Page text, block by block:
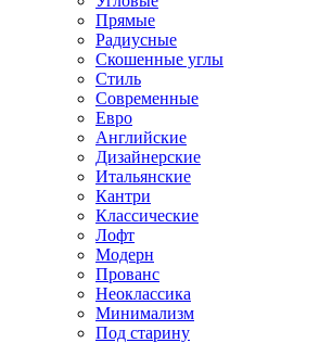
Прямые
Радиусные
Скошенные углы
Стиль
Современные
Евро
Английские
Дизайнерские
Итальянские
Кантри
Классические
Лофт
Модерн
Прованс
Неоклассика
Минимализм
Под старину